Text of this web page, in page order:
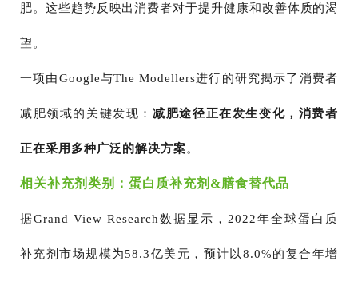
肥。这些趋势反映出消费者对于提升健康和改善体质的渴
望。
一项由Google与The Modellers进行的研究揭示了消费者
减肥领域的关键发现：减肥途径正在发生变化，消费者
正在采用多种广泛的解决方案。
相关补充剂类别：蛋白质补充剂&膳食替代品
据Grand View Research数据显示，2022年全球蛋白质
补充剂市场规模为58.3亿美元，预计以8.0%的复合年增